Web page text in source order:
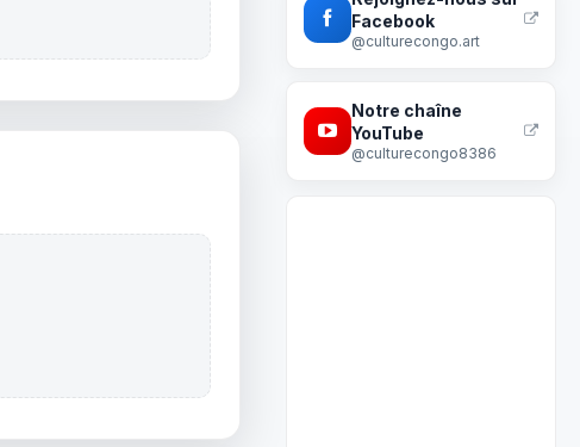
Facebook
@culturecongo.art
Notre chaîne
YouTube
@culturecongo8386